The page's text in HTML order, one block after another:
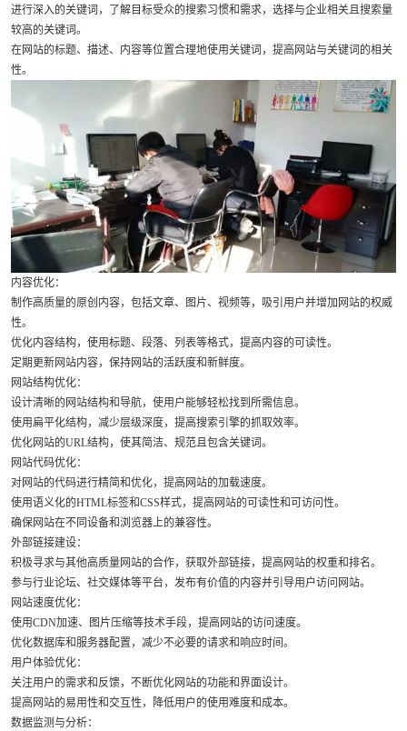
进行深入的关键词，了解目标受众的搜索习惯和需求，选择与企业相关且搜索量
较高的关键词。
在网站的标题、描述、内容等位置合理地使用关键词，提高网站与关键词的相关
性。
内容优化：
制作高质量的原创内容，包括文章、图片、视频等，吸引用户并增加网站的权威
性。
优化内容结构，使用标题、段落、列表等格式，提高内容的可读性。
定期更新网站内容，保持网站的活跃度和新鲜度。
网站结构优化：
设计清晰的网站结构和导航，使用户能够轻松找到所需信息。
使用扁平化结构，减少层级深度，提高搜索引擎的抓取效率。
优化网站的URL结构，使其简洁、规范且包含关键词。
网站代码优化：
对网站的代码进行精简和优化，提高网站的加载速度。
使用语义化的HTML标签和CSS样式，提高网站的可读性和可访问性。
确保网站在不同设备和浏览器上的兼容性。
外部链接建设：
积极寻求与其他高质量网站的合作，获取外部链接，提高网站的权重和排名。
参与行业论坛、社交媒体等平台，发布有价值的内容并引导用户访问网站。
网站速度优化：
使用CDN加速、图片压缩等技术手段，提高网站的访问速度。
优化数据库和服务器配置，减少不必要的请求和响应时间。
用户体验优化：
关注用户的需求和反馈，不断优化网站的功能和界面设计。
提高网站的易用性和交互性，降低用户的使用难度和成本。
数据监测与分析：